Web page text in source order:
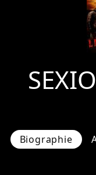
Biographie